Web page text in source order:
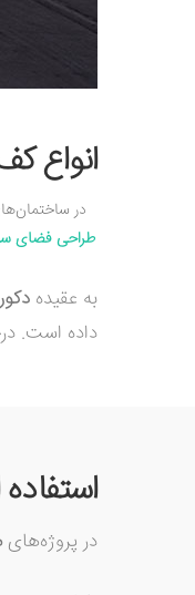
انواع
در
طراحی فضای
به عقیده
داده است.
در پروژه‌های